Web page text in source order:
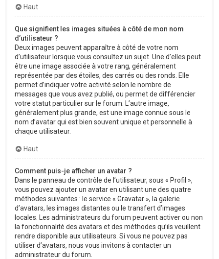
Haut
Que signifient les images situées à côté de mon nom
d’utilisateur ?
Deux images peuvent apparaître à côté de votre nom
d’utilisateur lorsque vous consultez un sujet. Une d’elles peut
être une image associée à votre rang, généralement
représentée par des étoiles, des carrés ou des ronds. Elle
permet d’indiquer votre activité selon le nombre de
messages que vous avez publié, ou permet de différencier
votre statut particulier sur le forum. L’autre image,
généralement plus grande, est une image connue sous le
nom d’avatar qui est bien souvent unique et personnelle à
chaque utilisateur.
Haut
Comment puis-je afficher un avatar ?
Dans le panneau de contrôle de l’utilisateur, sous « Profil »,
vous pouvez ajouter un avatar en utilisant une des quatre
méthodes suivantes : le service « Gravatar », la galerie
d’avatars, les images distantes ou le transfert d’images
locales. Les administrateurs du forum peuvent activer ou non
la fonctionnalité des avatars et des méthodes qu’ils veuillent
rendre disponible aux utilisateurs. Si vous ne pouvez pas
utiliser d’avatars, nous vous invitons à contacter un
administrateur du forum.